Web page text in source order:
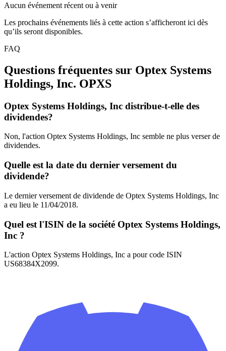
Aucun événement récent ou à venir
Les prochains événements liés à cette action s’afficheront ici dès
qu’ils seront disponibles.
FAQ
Questions fréquentes sur Optex Systems
Holdings, Inc. OPXS
Optex Systems Holdings, Inc distribue-t-elle des
dividendes?
Non, l'action Optex Systems Holdings, Inc semble ne plus verser de
dividendes.
Quelle est la date du dernier versement du
dividende?
Le dernier versement de dividende de Optex Systems Holdings, Inc
a eu lieu le 11/04/2018.
Quel est l'ISIN de la société Optex Systems Holdings,
Inc ?
L'action Optex Systems Holdings, Inc a pour code ISIN
US68384X2099.